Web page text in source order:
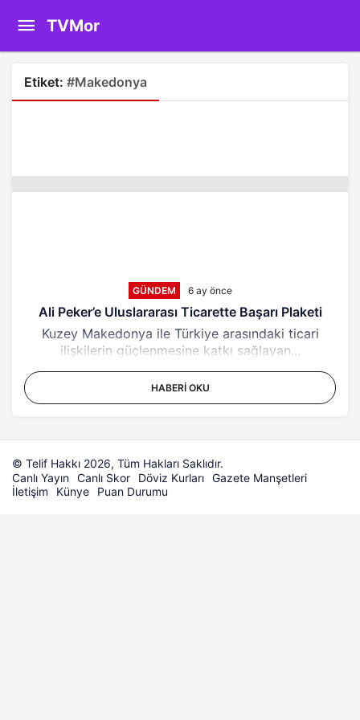
TVMor
Etiket: #Makedonya
GÜNDEM 6 ay önce
Ali Peker’e Uluslararası Ticarette Başarı Plaketi
Kuzey Makedonya ile Türkiye arasındaki ticari
ilişkilerin güçlenmesine katkı sağlayan...
HABERI OKU
© Telif Hakkı 2026, Tüm Hakları Saklıdır.
Canlı Yayın Canlı Skor Döviz Kurları Gazete Manşetleri
İletişim
Künye Puan Durumu